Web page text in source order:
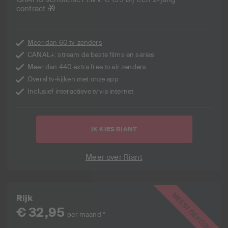
contract 🎁
Meer dan 60 tv-zenders
CANAL+: stream de beste films en series
Meer dan 440 extra free to air zenders
Overal tv-kijken met onze app
Inclusief interactieve tv via internet
IK KIES RIANT
Meer over Riant
MEEST GEKOZEN
Rijk
€ 32,95 per maand *